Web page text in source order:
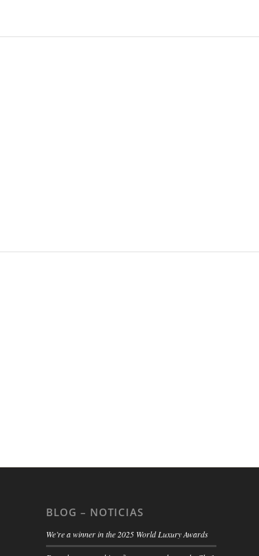
BLOG – NOTICIAS
We’re a winner in the 2025 World Luxury Awards